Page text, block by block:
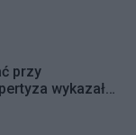
Dzielnicy
przy
wykazała
pod